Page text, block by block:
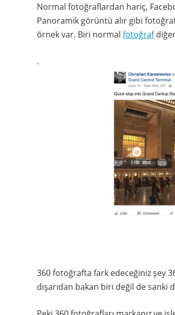
Normal fotoğraflardan hariç,
Panoramik görüntü alır gibi
örnek var. Biri normal fotoğraf
.
360 fotoğrafta fark edeceğiniz şey
dışarıdan bakan biri değil de sanki